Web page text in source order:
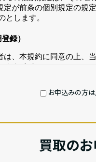
お申込みの方は
買取の